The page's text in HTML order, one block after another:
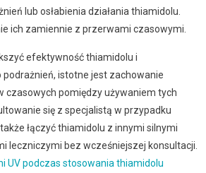
lub osłabienia działania thiamidolu.
ich zamiennie z przerwami czasowymi.
efektywność thiamidolu i
istotne jest zachowanie
czasowych pomiędzy używaniem tych
się z specjalistą w przypadku
łączyć thiamidolu z innymi silnymi
leczniczymi bez wcześniejszej konsultacji.
UV podczas stosowania thiamidolu